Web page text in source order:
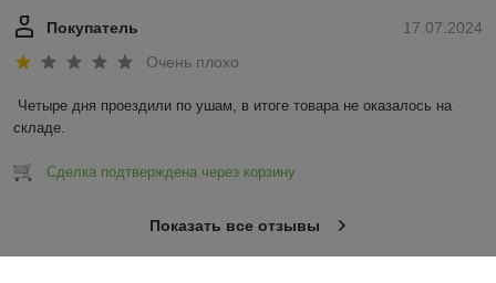
17.07.2024
Покупатель
Очень плохо
Четыре дня проездили по ушам, в итоге товара не оказалось на
складе.
Сделка подтверждена через корзину
Показать все отзывы